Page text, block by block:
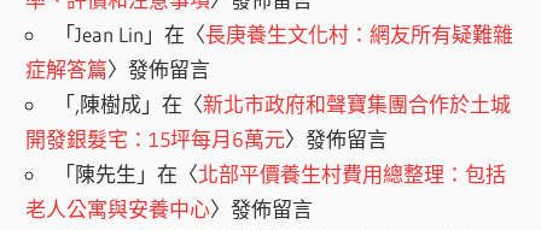
「Jean Lin 」在〈長庚養生文化村：網友所有疑難雜
症解答篇〉發佈留言
「,陳樹成」在〈新北市政府和聲寶集團合作於土城
開發銀髮宅：15坪每月6萬元〉發佈留言
「陳先生 」在〈北部平價養生村費用總整理：包括
老人公寓與安養中心〉發佈留言